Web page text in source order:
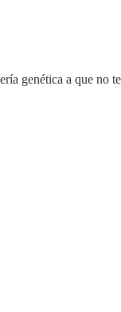
genética a que